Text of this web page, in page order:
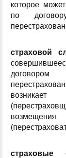
которое
по
страховой
договором
возмещения
страховые